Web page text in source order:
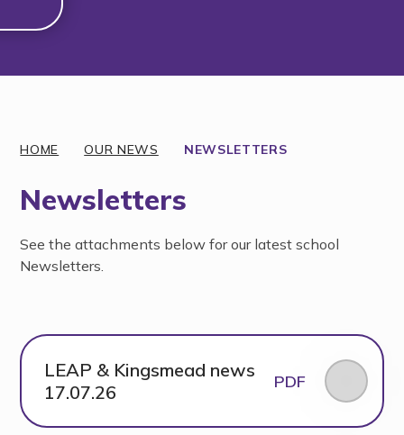
HOME OUR NEWS NEWSLETTERS
Newsletters
See the attachments below for our latest school
Newsletters.
LEAP & Kingsmead news
17.07.26
PDF